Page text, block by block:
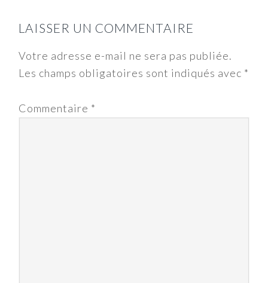
LAISSER UN COMMENTAIRE
Votre adresse e-mail ne sera pas publiée.
Les champs obligatoires sont indiqués avec *
Commentaire *